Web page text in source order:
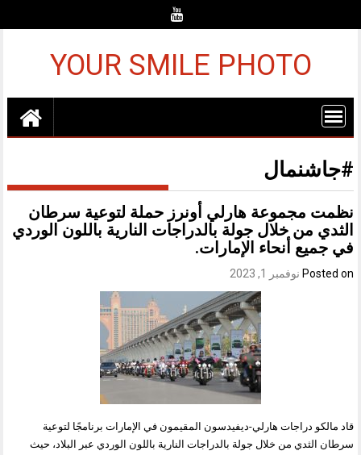
YOUR SMILE PHOTO
#جاشنمال
نظمت مجموعة هارلي أونرز حملة لتوعية سرطان
الثدي من خلال جولة بالدراجات النارية باللون الوردي
في جميع أنحاء الإمارات.
Posted on نوفمبر 1, 2023
قاد مالكو دراجات هارلي-ديفيدسون المقيمون في الإمارات برنامجًا لتوعية
سرطان الثدي من خلال جولة بالدراجات النارية باللون الوردي عبر البلاد، حيث